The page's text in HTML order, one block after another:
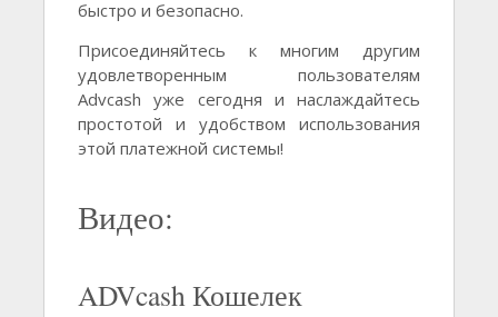
быстро и безопасно.
Присоединяйтесь к многим другим
удовлетворенным пользователям
Advcash уже сегодня и наслаждайтесь
простотой и удобством использования
этой платежной системы!
Видео:
ADVcash Кошелек